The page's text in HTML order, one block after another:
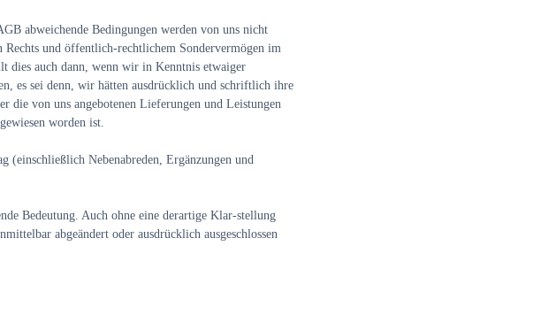
abweichende Bedingungen werden von uns nicht
Rechts und öffentlich-rechtlichem Sondervermögen im
dies auch dann, wenn wir in Kenntnis etwaiger
es sei denn, wir hätten ausdrücklich und schriftlich ihre
die von uns angebotenen Lieferungen und Leistungen
worden ist.
Nebenabreden, Ergänzungen und
Bedeutung. Auch ohne eine derartige Klar-stellung
abgeändert oder ausdrücklich ausgeschlossen